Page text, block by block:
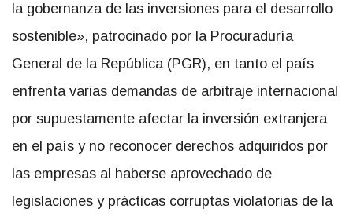
la gobernanza de las inversiones para el desarrollo
sostenible», patrocinado por la Procuraduría
General de la República (PGR), en tanto el país
enfrenta varias demandas de arbitraje internacional
por supuestamente afectar la inversión extranjera
en el país y no reconocer derechos adquiridos por
las empresas al haberse aprovechado de
legislaciones y prácticas corruptas violatorias de la